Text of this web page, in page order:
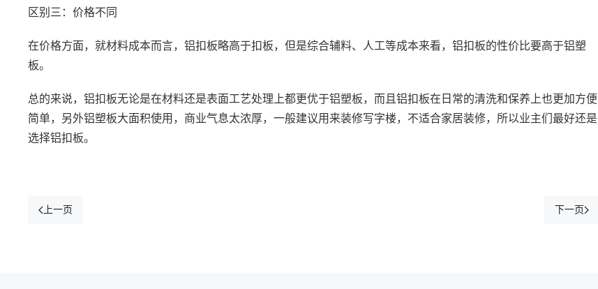
区别三：价格不同
在价格方面，就材料成本而言，铝扣板略高于扣板，但是综合辅料、人工等成本来看，铝扣板的性价比要高于铝塑
板。
总的来说，铝扣板无论是在材料还是表面工艺处理上都更优于铝塑板，而且铝扣板在日常的清洗和保养上也更加方便
简单，另外铝塑板大面积使用，商业气息太浓厚，一般建议用来装修写字楼，不适合家居装修，所以业主们最好还是
选择铝扣板。
上一页 下一页